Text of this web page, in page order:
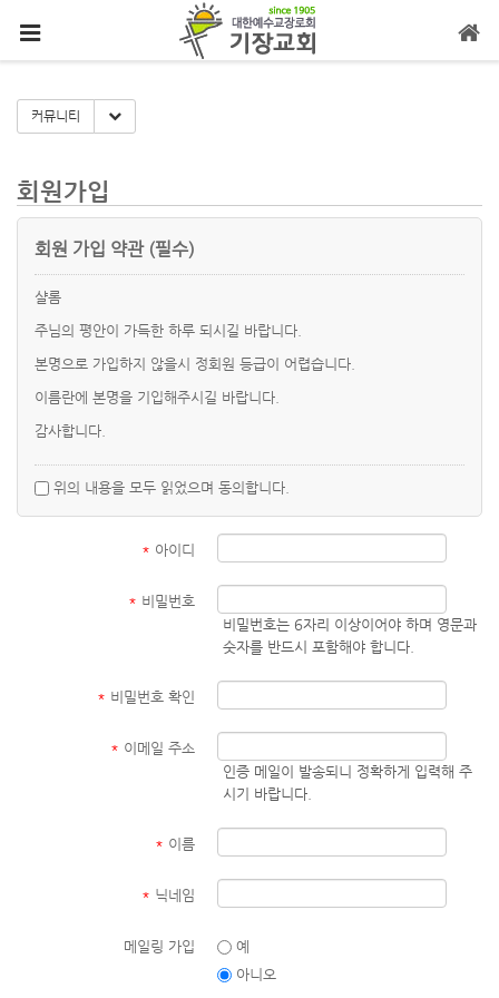
커뮤니티 Toggle Dropdown
회원가입
회원 가입 약관 (필수)
샬롬
주님의 평안이 가득한 하루 되시길 바랍니다.
본명으로 가입하지 않을시 정회원 등급이 어렵습니다.
이름란에 본명을 기입해주시길 바랍니다.
감사합니다.
위의 내용을 모두 읽었으며 동의합니다.
* 아이디
* 비밀번호
비밀번호는 6자리 이상이어야 하며 영문과
숫자를 반드시 포함해야 합니다.
* 비밀번호 확인
* 이메일 주소
인증 메일이 발송되니 정확하게 입력해 주
시기 바랍니다.
* 이름
* 닉네임
메일링 가입
예
아니오